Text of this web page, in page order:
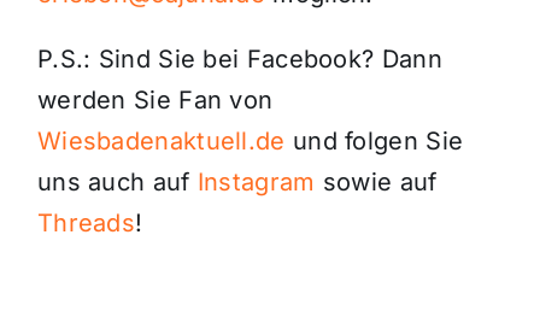
P.S.: Sind Sie bei Facebook? Dann
werden Sie Fan von
Wiesbadenaktuell.de und folgen Sie
uns auch auf Instagram sowie auf
Threads!